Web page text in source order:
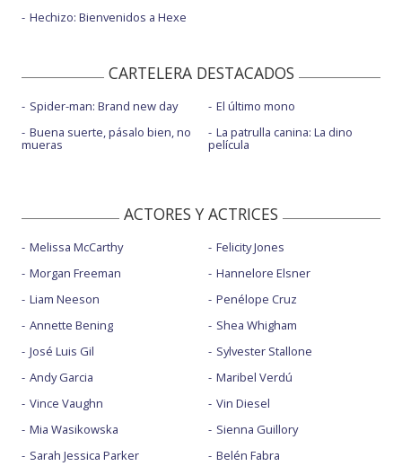
Hechizo: Bienvenidos a Hexe
CARTELERA DESTACADOS
Spider-man: Brand new day
Buena suerte, pásalo bien, no
mueras
El último mono
La patrulla canina: La dino
película
ACTORES Y ACTRICES
Melissa McCarthy
Morgan Freeman
Liam Neeson
Annette Bening
José Luis Gil
Andy Garcia
Vince Vaughn
Mia Wasikowska
Sarah Jessica Parker
Felicity Jones
Hannelore Elsner
Penélope Cruz
Shea Whigham
Sylvester Stallone
Maribel Verdú
Vin Diesel
Sienna Guillory
Belén Fabra